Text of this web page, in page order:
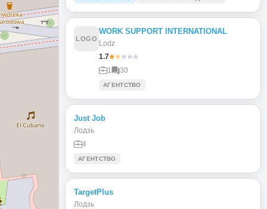
LOGO
WORK SUPPORT INTERNATIONAL
Lodz
1.7
1
30
АГЕНТСТВО
Just Job
Лодзь
4
АГЕНТСТВО
TargetPlus
Лодзь